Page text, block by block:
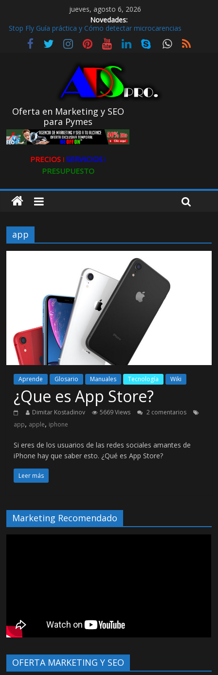
jueves, agosto 6, 2026
Novedades:
Stop Fly Guía práctica y Cómo detectar microcarencias
De hobby a referencia. La historia de Ultravioleta Radio y su
impacto en el mundo digital
Radio Taxi Aljarafe o Descubre el Servicio Esencial de Movilidad
Maximiza la Visibilidad de tu Clínica Dental en Directorios
Oferta en Marketing y SEO
para Pymes
PRECIOS ǀ SERVICIOS ǀ
PRESUPUESTO
app
Aprende Glosario Manuales Tecnología Wiki
¿Que es App Store?
Dimitar Kostadinov 5669 Views
2 comentarios
app, apple, iphone
Si eres de los usuarios de las redes sociales amantes de
iPhone hay que saber esto. ¿Qué es App Store?
Leer más
Marketing Recomendado
OFERTA MARKETING Y SEO